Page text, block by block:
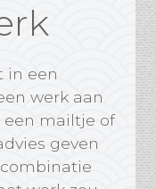
in een
werk aan
een mailtje of
geven